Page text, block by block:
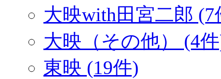
大映with田宮二郎 (7
大映（その他） (4
東映 (19件)